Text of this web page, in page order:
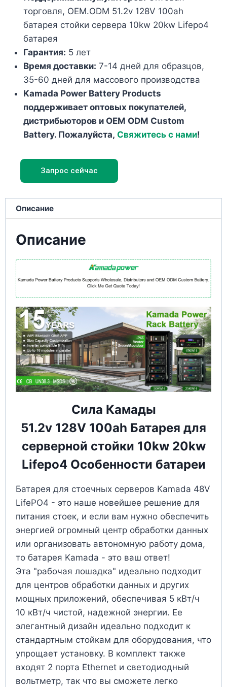
торговля, OEM.ODM 51.2v 128V 100ah
батарея стойки сервера 10kw 20kw Lifepo4
батарея
Гарантия: 5 лет
Время доставки: 7-14 дней для образцов,
35-60 дней для массового производства
Kamada Power Battery Products
поддерживает оптовых покупателей,
дистрибьюторов и OEM ODM Custom
Battery. Пожалуйста, Свяжитесь с нами!
Запрос сейчас
Описание
Описание
Сила Камады
51.2v 128V 100ah Батарея для
серверной стойки 10kw 20kw
Lifepo4 Особенности батареи
Батарея для стоечных серверов Kamada 48V
LifePO4 - это наше новейшее решение для
питания стоек, и если вам нужно обеспечить
энергией огромный центр обработки данных
или организовать автономную работу дома,
то батарея Kamada - это ваш ответ!
Эта "рабочая лошадка" идеально подходит
для центров обработки данных и других
мощных приложений, обеспечивая 5 кВт/ч
10 кВт/ч чистой, надежной энергии. Ее
элегантный дизайн идеально подходит к
стандартным стойкам для оборудования, что
упрощает установку. В комплект также
входят 2 порта Ethernet и светодиодный
вольтметр, так что вы сможете легко